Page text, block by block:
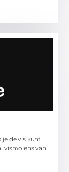
je de vis kunt
vismolens van